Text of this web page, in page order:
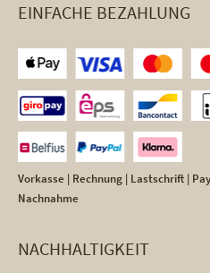
EINFACHE BEZAHLUNG
Vorkasse | Rechnung | Lastschrift |
Nachnahme
NACHHALTIGKEIT